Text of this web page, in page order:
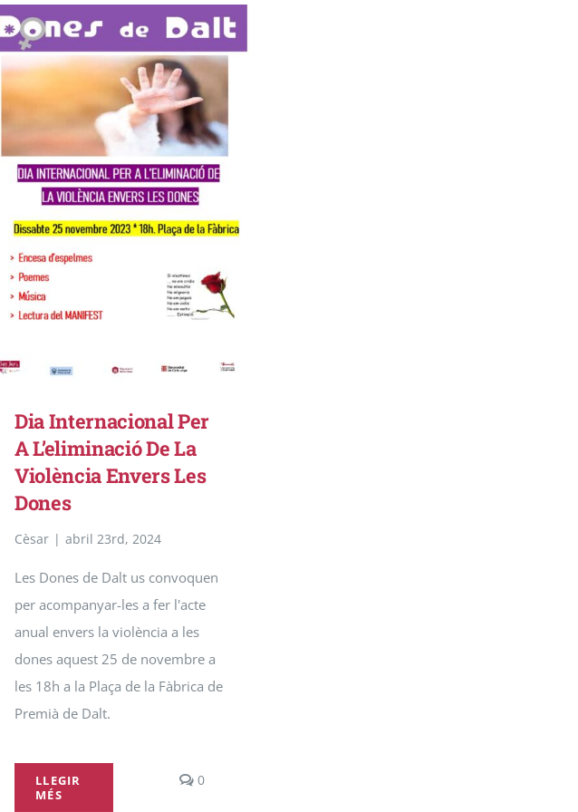
Premià de Dau
Tocats pel bolet
Dia Internacional Per
A L’eliminació De La
Violència Envers Les
Dones
Cèsar | abril 23rd, 2024
Les Dones de Dalt us convoquen
per acompanyar-les a fer l'acte
anual envers la violència a les
dones aquest 25 de novembre a
les 18h a la Plaça de la Fàbrica de
Premià de Dalt.
LLEGIR
MÉS
0comments